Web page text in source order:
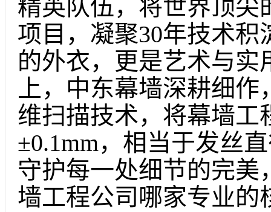
精英队伍，将世界顶尖
项目，凝聚30年技术
的外衣，更是艺术与
上，中东幕墙深耕细
维扫描技术，将幕墙工
±0.1mm，相当于发丝
守护每一处细节的完
墙工程公司哪家专业的